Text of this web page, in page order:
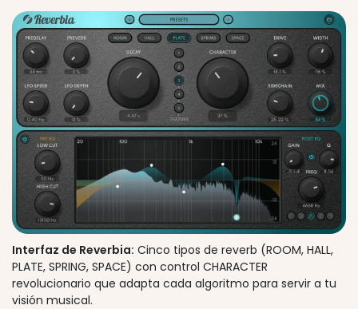
Interfaz de Reverbia: Cinco tipos de reverb (ROOM, HALL,
PLATE, SPRING, SPACE) con control CHARACTER
revolucionario que adapta cada algoritmo para servir a tu
visión musical.